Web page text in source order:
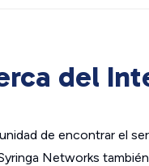
del
de encontrar el
Networks